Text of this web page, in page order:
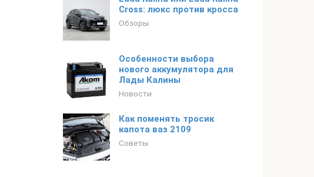
Cross: люкс против кросса
Обзоры
Особенности выбора
нового аккумулятора для
Лады Калины
Новости
Как поменять тросик
капота ваз 2109
Советы